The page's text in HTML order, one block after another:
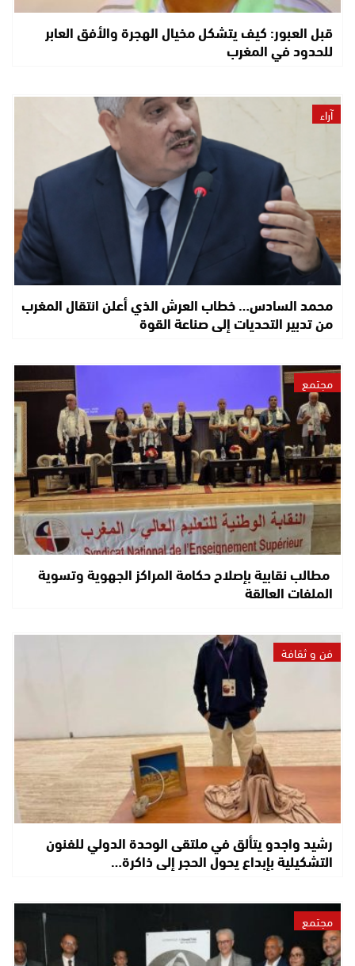
قبل العبور: كيف يتشكل مخيال الهجرة والأفق العابر
للحدود في المغرب
آراء
محمد السادس… خطاب العرش الذي أعلن انتقال المغرب
من تدبير التحديات إلى صناعة القوة
مجتمع
مطالب نقابية بإصلاح حكامة المراكز الجهوية وتسوية
الملفات العالقة
فن و ثقافة
رشيد واجدو يتألق في ملتقى الوحدة الدولي للفنون
التشكيلية بإبداع يحول الحجر إلى ذاكرة…
مجتمع